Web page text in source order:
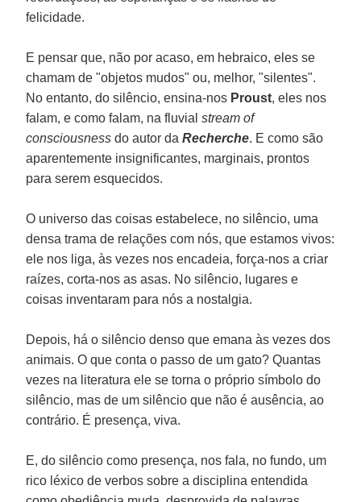
felicidade.
E pensar que, não por acaso, em hebraico, eles se
chamam de "objetos mudos" ou, melhor, "silentes".
No entanto, do silêncio, ensina-nos Proust, eles nos
falam, e como falam, na fluvialstream of
consciousness do autor daRecherche. E como são
aparentemente insignificantes, marginais, prontos
para serem esquecidos.
O universo das coisas estabelece, no silêncio, uma
densa trama de relações com nós, que estamos vivos:
ele nos liga, às vezes nos encadeia, força-nos a criar
raízes, corta-nos as asas. No silêncio, lugares e
coisas inventaram para nós a nostalgia.
Depois, há o silêncio denso que emana às vezes dos
animais. O que conta o passo de um gato? Quantas
vezes na literatura ele se torna o próprio símbolo do
silêncio, mas de um silêncio que não é ausência, ao
contrário. É presença, viva.
E, do silêncio como presença, nos fala, no fundo, um
rico léxico de verbos sobre a disciplina entendida